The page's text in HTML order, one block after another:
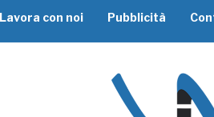
Lavora con noi Pubblicità